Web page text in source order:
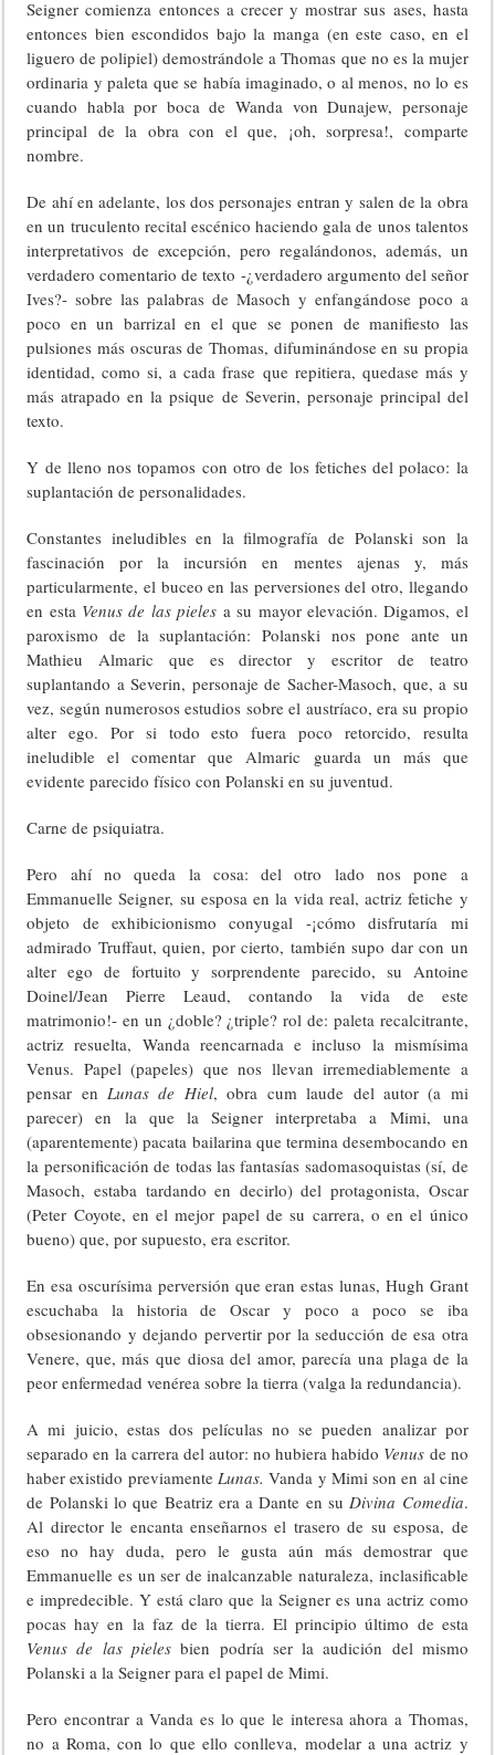
Seigner comienza entonces a crecer y mostrar sus ases, hasta
entonces bien escondidos bajo la manga (en este caso, en el
liguero de polipiel) demostrándole a Thomas que no es la mujer
ordinaria y paleta que se había imaginado, o al menos, no lo es
cuando habla por boca de Wanda von Dunajew, personaje
principal de la obra con el que, ¡oh, sorpresa!, comparte
nombre.
De ahí en adelante, los dos personajes entran y salen de la obra
en un truculento recital escénico haciendo gala de unos talentos
interpretativos de excepción, pero regalándonos, además, un
verdadero comentario de texto -¿verdadero argumento del señor
Ives?- sobre las palabras de Masoch y enfangándose poco a
poco en un barrizal en el que se ponen de manifiesto las
pulsiones más oscuras de Thomas, difuminándose en su propia
identidad, como si, a cada frase que repitiera, quedase más y
más atrapado en la psique de Severin, personaje principal del
texto.
Y de lleno nos topamos con otro de los fetiches del polaco: la
suplantación de personalidades.
Constantes ineludibles en la filmografía de Polanski son la
fascinación por la incursión en mentes ajenas y, más
particularmente, el buceo en las perversiones del otro, llegando
en esta Venus de las pieles a su mayor elevación. Digamos, el
paroxismo de la suplantación: Polanski nos pone ante un
Mathieu Almaric que es director y escritor de teatro
suplantando a Severin, personaje de Sacher-Masoch, que, a su
vez, según numerosos estudios sobre el austríaco, era su propio
alter ego. Por si todo esto fuera poco retorcido, resulta
ineludible el comentar que Almaric guarda un más que
evidente parecido físico con Polanski en su juventud.
Carne de psiquiatra.
Pero ahí no queda la cosa: del otro lado nos pone a
Emmanuelle Seigner, su esposa en la vida real, actriz fetiche y
objeto de exhibicionismo conyugal -¡cómo disfrutaría mi
admirado Truffaut, quien, por cierto, también supo dar con un
alter ego de fortuito y sorprendente parecido, su Antoine
Doinel/Jean Pierre Leaud, contando la vida de este
matrimonio!- en un ¿doble? ¿triple? rol de: paleta recalcitrante,
actriz resuelta, Wanda reencarnada e incluso la mismísima
Venus. Papel (papeles) que nos llevan irremediablemente a
pensar enLunas de Hiel, obra cum laude del autor (a mi
parecer) en la que la Seigner interpretaba a Mimi, una
(aparentemente) pacata bailarina que termina desembocando en
la personificación de todas las fantasías sadomasoquistas (sí, de
Masoch, estaba tardando en decirlo) del protagonista, Oscar
(Peter Coyote, en el mejor papel de su carrera, o en el único
bueno) que, por supuesto, era escritor.
En esa oscurísima perversión que eran estas lunas, Hugh Grant
escuchaba la historia de Oscar y poco a poco se iba
obsesionando y dejando pervertir por la seducción de esa otra
Venere, que, más que diosa del amor, parecía una plaga de la
peor enfermedad venérea sobre la tierra (valga la redundancia).
A mi juicio, estas dos películas no se pueden analizar por
separado en la carrera del autor: no hubiera habido Venus de no
haber existido previamente Lunas.Vanda y Mimi son en al cine
de Polanski lo que Beatriz era a Dante en suDivina Comedia.
Al director le encanta enseñarnos el trasero de su esposa, de
eso no hay duda, pero le gusta aún más demostrar que
Emmanuelle es un ser de inalcanzable naturaleza, inclasificable
e impredecible. Y está claro que la Seigner es una actriz como
pocas hay en la faz de la tierra. El principio último de esta
Venus de las pieles bien podría ser la audición del mismo
Polanski a la Seigner para el papel de Mimi.
Pero encontrar a Vanda es lo que le interesa ahora a Thomas,
no a Roma, con lo que ello conlleva, modelar a una actriz y